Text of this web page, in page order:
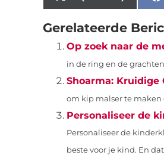
Gerelateerde
Op zoek naar de
in de ring en de
Shoarma: Kruidige
om kip malser te maken
Personaliseer de
Personaliseer de
beste voor je kind. En